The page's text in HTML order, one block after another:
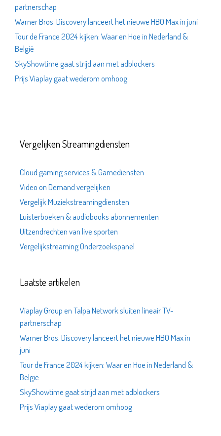
partnerschap
Warner Bros. Discovery lanceert het nieuwe HBO Max in juni
Tour de France 2024 kijken: Waar en Hoe in Nederland &
België
SkyShowtime gaat strijd aan met adblockers
Prijs Viaplay gaat wederom omhoog
Vergelijken Streamingdiensten
Cloud gaming services & Gamediensten
Video on Demand vergelijken
Vergelijk Muziekstreamingdiensten
Luisterboeken & audiobooks abonnementen
Uitzendrechten van live sporten
Vergelijkstreaming Onderzoekspanel
Laatste artikelen
Viaplay Group en Talpa Network sluiten lineair TV-
partnerschap
Warner Bros. Discovery lanceert het nieuwe HBO Max in
juni
Tour de France 2024 kijken: Waar en Hoe in Nederland &
België
SkyShowtime gaat strijd aan met adblockers
Prijs Viaplay gaat wederom omhoog